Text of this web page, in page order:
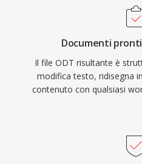
Documenti
Il file ODT risultante è
modifica testo, ridisegna
contenuto con qualsiasi